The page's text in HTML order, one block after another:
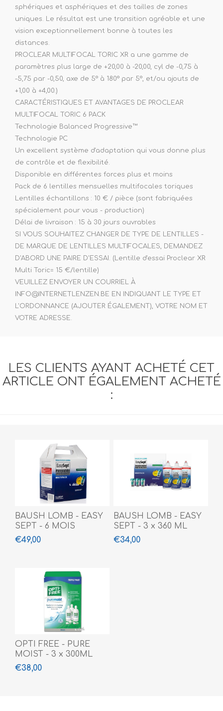
sphériques et asphériques et des tailles de zones
uniques. Le résultat est une transition agréable et une
vision exceptionnellement bonne à toutes les
distances.
PROCLEAR MULTIFOCAL TORIC XR a une gamme de
paramètres plus large de +20,00 à -20,00, cyl de -0,75 à
-5,75 par -0,50, axe de 5° à 180° par 5°, et/ou ajouts de
+1,00 à +4,00.)
CARACTÉRISTIQUES ET AVANTAGES DE PROCLEAR
MULTIFOCAL TORIC 6 PACK
Technologie Balanced Progressive™
Technologie PC
Un excellent système d'adaptation qui vous donne plus
de contrôle et de flexibilité.
Disponible en différentes forces plus et moins
Pack de 6 lentilles mensuelles multifocales toriques
Lentilles échantillons : 10 € / pièce (sont fabriquées
spécialement pour vous - production)
Délai de livraison : 15 à 30 jours ouvrables
SI VOUS SOUHAITEZ CHANGER DE TYPE DE LENTILLES -
DE MARQUE DE LENTILLES MULTIFOCALES, DEMANDEZ
D'ABORD UNE PAIRE D'ESSAI. (Lentille d'essai Proclear XR
Multi Toric= 15 €/lentille)
VEUILLEZ ENVOYER UN COURRIEL À
INFO@INTERNETLENZEN.BE EN INDIQUANT LE TYPE ET
L'ORDONNANCE (AJOUTER ÉGALEMENT), VOTRE NOM ET
VOTRE ADRESSE.
LES CLIENTS AYANT ACHETÉ CET
ARTICLE ONT ÉGALEMENT ACHETÉ
:
BAUSH LOMB - EASY
SEPT - 6 MOIS
€49,00
BAUSH LOMB - EASY
SEPT - 3 x 360 ML
€34,00
OPTI FREE - PURE
MOIST - 3 x 300ML
€38,00